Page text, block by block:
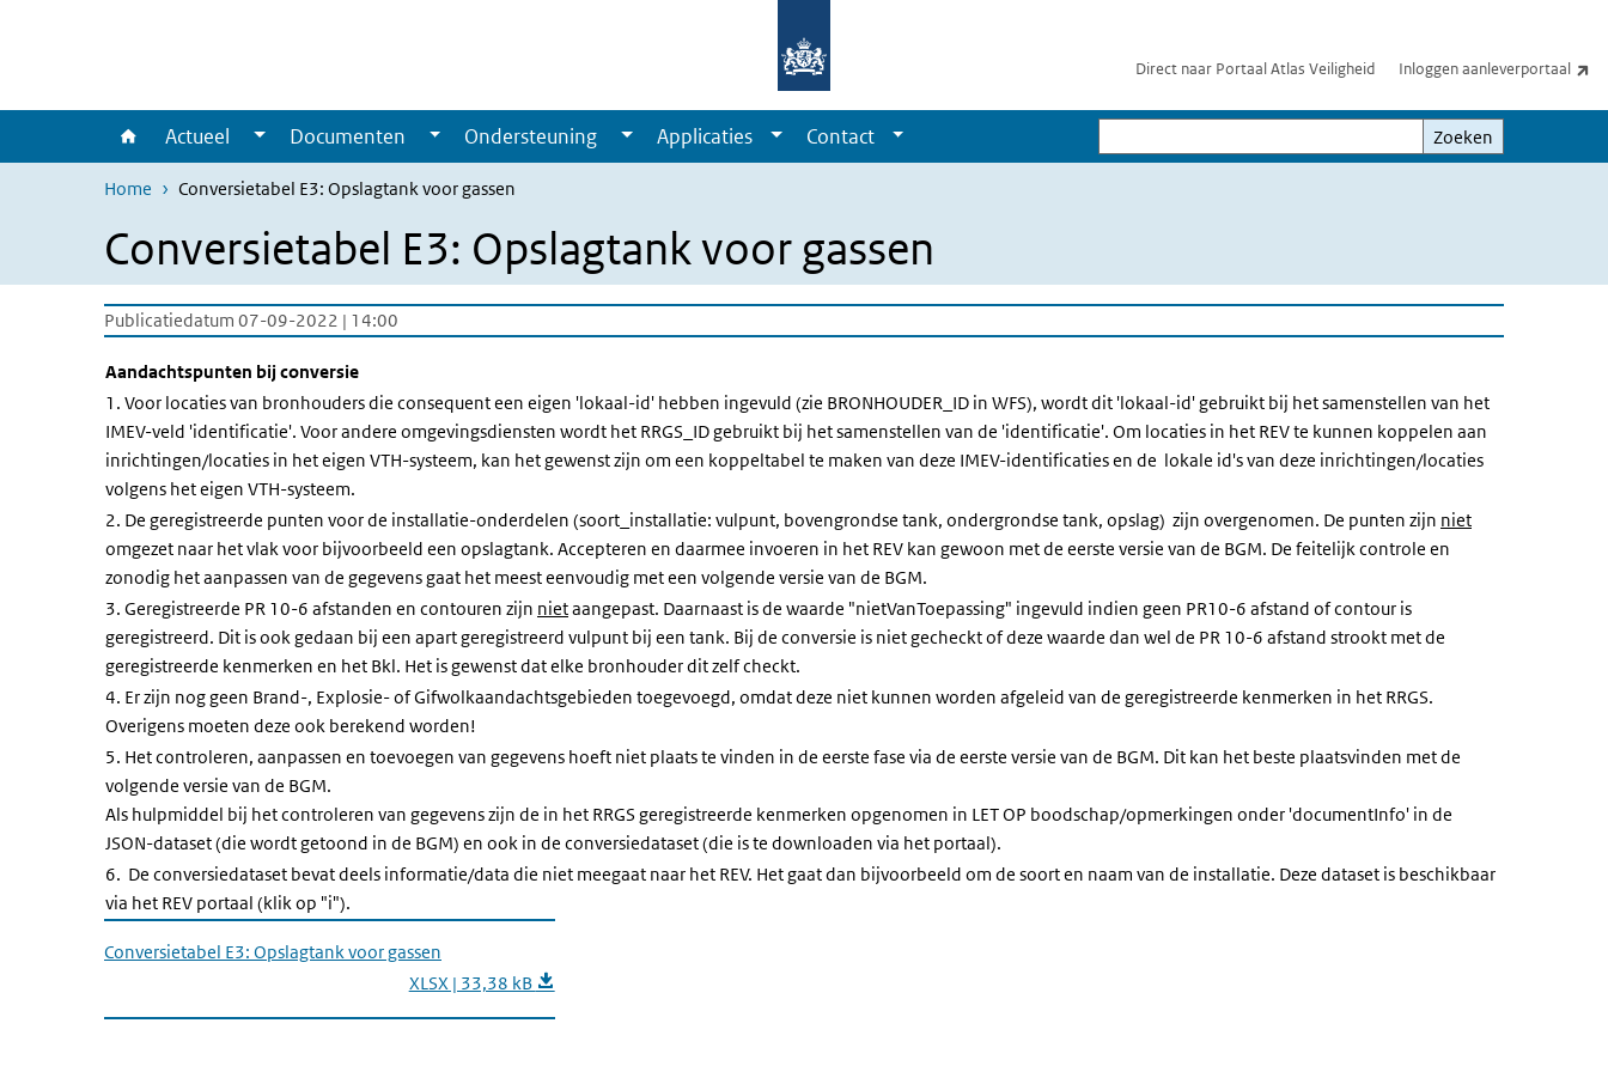
Direct naar Portaal Atlas Veiligheid Inloggen aanleverportaal
Actueel Documenten Ondersteuning Applicaties Contact
Zoeken
Zoeken
Home Conversietabel E3: Opslagtank voor gassen
Conversietabel E3: Opslagtank voor gassen
Publicatiedatum 07-09-2022 | 14:00
Aandachtspunten bij conversie
1. Voor locaties van bronhouders die consequent een eigen 'lokaal-id' hebben ingevuld (zie BRONHOUDER_ID in WFS), wordt dit 'lokaal-id' gebruikt bij het samenstellen van het
IMEV-veld 'identificatie'. Voor andere omgevingsdiensten wordt het RRGS_ID gebruikt bij het samenstellen van de 'identificatie'. Om locaties in het REV te kunnen koppelen aan
inrichtingen/locaties in het eigen VTH-systeem, kan het gewenst zijn om een koppeltabel te maken van deze IMEV-identificaties en de lokale id's van deze inrichtingen/locaties
volgens het eigen VTH-systeem.
2. De geregistreerde punten voor de installatie-onderdelen (soort_installatie: vulpunt, bovengrondse tank, ondergrondse tank, opslag) zijn overgenomen. De punten zijn niet
omgezet naar het vlak voor bijvoorbeeld een opslagtank. Accepteren en daarmee invoeren in het REV kan gewoon met de eerste versie van de BGM. De feitelijk controle en
zonodig het aanpassen van de gegevens gaat het meest eenvoudig met een volgende versie van de BGM.
3. Geregistreerde PR 10-6 afstanden en contouren zijn nietaangepast. Daarnaast is de waarde "nietVanToepassing" ingevuld indien geen PR10-6 afstand of contour is
geregistreerd. Dit is ook gedaan bij een apart geregistreerd vulpunt bij een tank. Bij de conversie is niet gecheckt of deze waarde dan wel de PR 10-6 afstand strookt met de
geregistreerde kenmerken en het Bkl. Het is gewenst dat elke bronhouder dit zelf checkt.
4. Er zijn nog geen Brand-, Explosie- of Gifwolkaandachtsgebieden toegevoegd, omdat deze niet kunnen worden afgeleid van de geregistreerde kenmerken in het RRGS.
Overigens moeten deze ook berekend worden!
5. Het controleren, aanpassen en toevoegen van gegevens hoeft niet plaats te vinden in de eerste fase via de eerste versie van de BGM. Dit kan het beste plaatsvinden met de
volgende versie van de BGM.
Als hulpmiddel bij het controleren van gegevens zijn de in het RRGS geregistreerde kenmerken opgenomen in LET OP boodschap/opmerkingen onder 'documentInfo' in de
JSON-dataset (die wordt getoond in de BGM) en ook in de conversiedataset (die is te downloaden via het portaal).
6. De conversiedataset bevat deels informatie/data die niet meegaat naar het REV. Het gaat dan bijvoorbeeld om de soort en naam van de installatie. Deze dataset is beschikbaar
via het REV portaal (klik op "i").
Conversietabel E3: Opslagtank voor gassen
XLSX | 33,38 kB